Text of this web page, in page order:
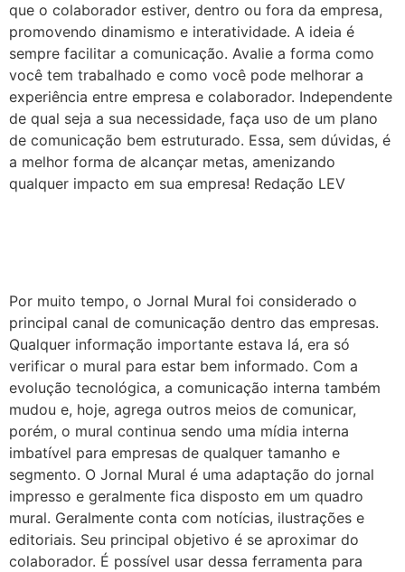
que o colaborador estiver, dentro ou fora da empresa,
promovendo dinamismo e interatividade. A ideia é
sempre facilitar a comunicação. Avalie a forma como
você tem trabalhado e como você pode melhorar a
experiência entre empresa e colaborador. Independente
de qual seja a sua necessidade, faça uso de um plano
de comunicação bem estruturado. Essa, sem dúvidas, é
a melhor forma de alcançar metas, amenizando
qualquer impacto em sua empresa! Redação LEV
Por muito tempo, o Jornal Mural foi considerado o
principal canal de comunicação dentro das empresas.
Qualquer informação importante estava lá, era só
verificar o mural para estar bem informado. Com a
evolução tecnológica, a comunicação interna também
mudou e, hoje, agrega outros meios de comunicar,
porém, o mural continua sendo uma mídia interna
imbatível para empresas de qualquer tamanho e
segmento. O Jornal Mural é uma adaptação do jornal
impresso e geralmente fica disposto em um quadro
mural. Geralmente conta com notícias, ilustrações e
editoriais. Seu principal objetivo é se aproximar do
colaborador. É possível usar dessa ferramenta para